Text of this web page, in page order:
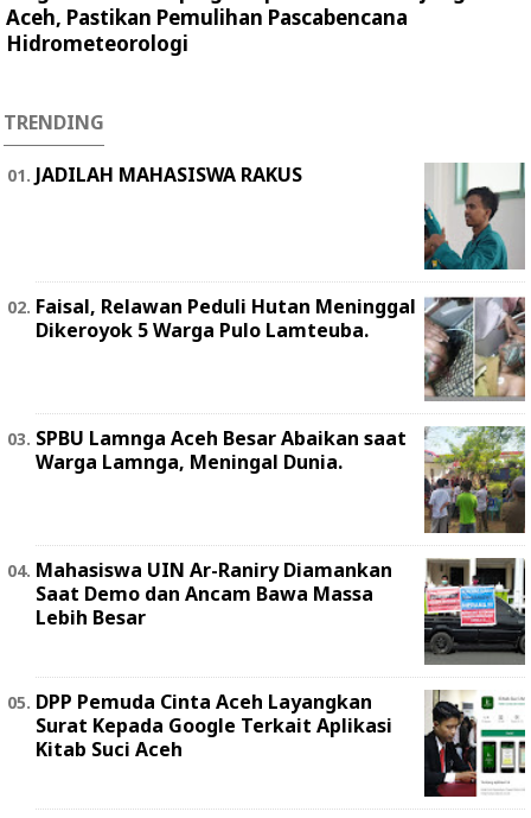
Aceh, Pastikan Pemulihan Pascabencana
Hidrometeorologi
TRENDING
JADILAH MAHASISWA RAKUS
Faisal, Relawan Peduli Hutan Meninggal
Dikeroyok 5 Warga Pulo Lamteuba.
SPBU Lamnga Aceh Besar Abaikan saat
Warga Lamnga, Meningal Dunia.
Mahasiswa UIN Ar-Raniry Diamankan
Saat Demo dan Ancam Bawa Massa
Lebih Besar
DPP Pemuda Cinta Aceh Layangkan
Surat Kepada Google Terkait Aplikasi
Kitab Suci Aceh